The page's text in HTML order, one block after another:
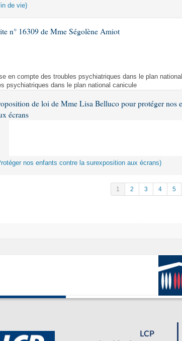
de vie)
n° 16309 de Mme Ségolène Amiot
en compte des troubles psychiatriques dans le plan
psychiatriques dans le plan national canicule
de loi de Mme Lisa Belluco pour protéger nos
écrans
nos enfants contre la surexposition aux écrans)
1 2 3 4 5
LCP